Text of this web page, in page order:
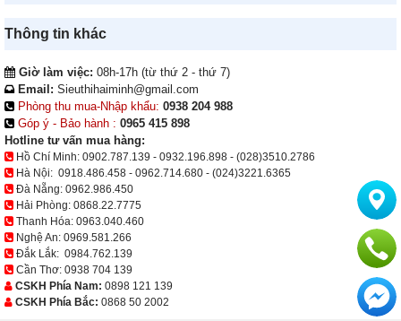
Thông tin khác
Giờ làm việc: 08h-17h (từ thứ 2 - thứ 7)
Email: Sieuthihaiminh@gmail.com
Phòng thu mua-Nhập khẩu: 0938 204 988
Góp ý - Bảo hành : 0965 415 898
Hotline tư vấn mua hàng:
Hồ Chí Minh: 0902.787.139 - 0932.196.898 - (028)3510.2786
Hà Nội: 0918.486.458 - 0962.714.680 - (024)3221.6365
Đà Nẵng: 0962.986.450
Hải Phòng: 0868.22.7775
Thanh Hóa: 0963.040.460
Nghệ An: 0969.581.266
Đắk Lắk: 0984.762.139
Cần Thơ: 0938 704 139
CSKH Phía Nam: 0898 121 139
CSKH Phía Bắc: 0868 50 2002